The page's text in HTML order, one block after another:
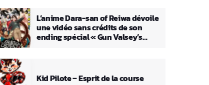
L’anime Dara-san of Reiwa dévoile
une vidéo sans crédits de son
ending spécial « Gun Valsey’s
Kid Pilote – Esprit de la course